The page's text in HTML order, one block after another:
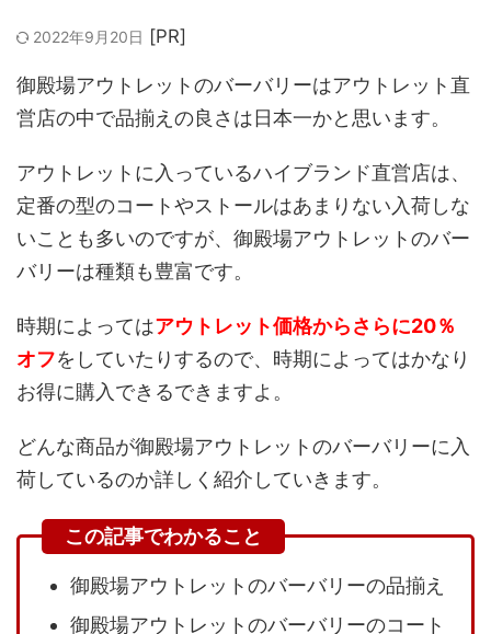
2022年9月20日
御殿場アウトレットのバーバリーはアウトレット直
営店の中で品揃えの良さは日本一かと思います。
アウトレットに入っているハイブランド直営店は、
定番の型のコートやストールはあまりない入荷しな
いことも多いのですが、御殿場アウトレットのバー
バリーは種類も豊富です。
時期によってはアウトレット価格からさらに20％
オフをしていたりするので、時期によってはかなり
お得に購入できるできますよ。
どんな商品が御殿場アウトレットのバーバリーに入
荷しているのか詳しく紹介していきます。
御殿場アウトレットのバーバリーの品揃え
御殿場アウトレットのバーバリーのコート